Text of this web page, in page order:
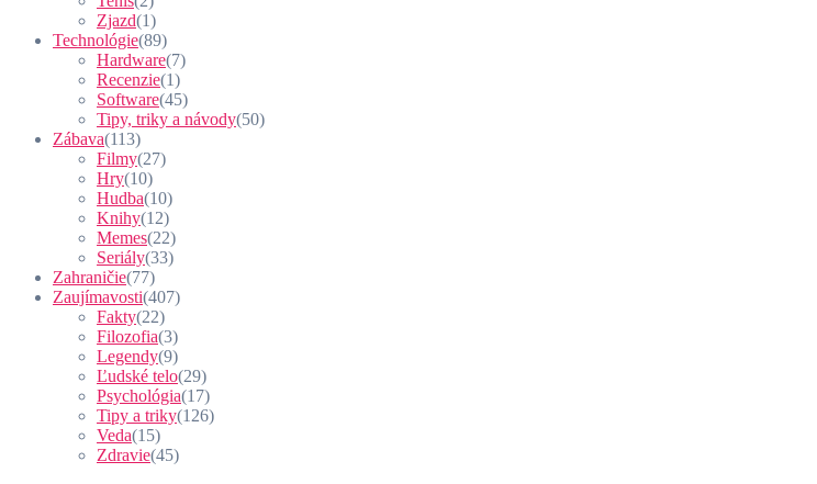
Zjazd(1)
Technológie(89)
Hardware(7)
Recenzie(1)
Software(45)
Tipy, triky a návody(50)
Zábava(113)
Filmy(27)
Hry(10)
Hudba(10)
Knihy(12)
Memes(22)
Seriály(33)
Zahraničie(77)
Zaujímavosti(407)
Fakty(22)
Filozofia(3)
Legendy(9)
Ľudské telo(29)
Psychológia(17)
Tipy a triky(126)
Veda(15)
Zdravie(45)